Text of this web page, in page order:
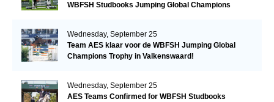
WBFSH Studbooks Jumping Global Champions
Wednesday, September 25
Team AES klaar voor de WBFSH Jumping Global
Champions Trophy in Valkenswaard!
Wednesday, September 25
AES Teams Confirmed for WBFSH Studbooks